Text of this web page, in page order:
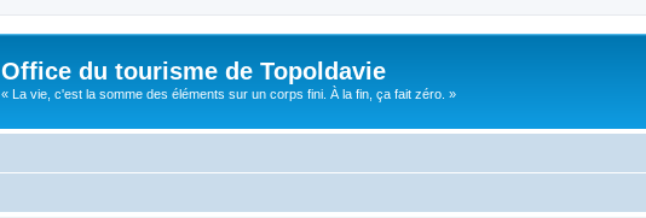
Office du tourisme de Topoldavie
« La vie, c'est la somme des éléments sur un corps fini. À la fin, ça fait zéro. »